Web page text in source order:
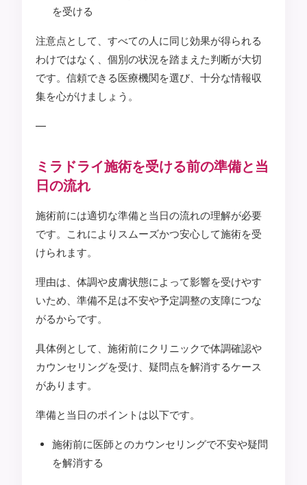
を受ける
注意点として、すべての人に同じ効果が得られる
わけではなく、個別の状況を踏まえた判断が大切
です。信頼できる医療機関を選び、十分な情報収
集を心がけましょう。
—
ミラドライ施術を受ける前の準備と当
日の流れ
施術前には適切な準備と当日の流れの理解が必要
です。これによりスムーズかつ安心して施術を受
けられます。
理由は、体調や皮膚状態によって影響を受けやす
いため、準備不足は不安や予定調整の支障につな
がるからです。
具体例として、施術前にクリニックで体調確認や
カウンセリングを受け、疑問点を解消するケース
があります。
準備と当日のポイントは以下です。
施術前に医師とのカウンセリングで不安や疑問
を解消する